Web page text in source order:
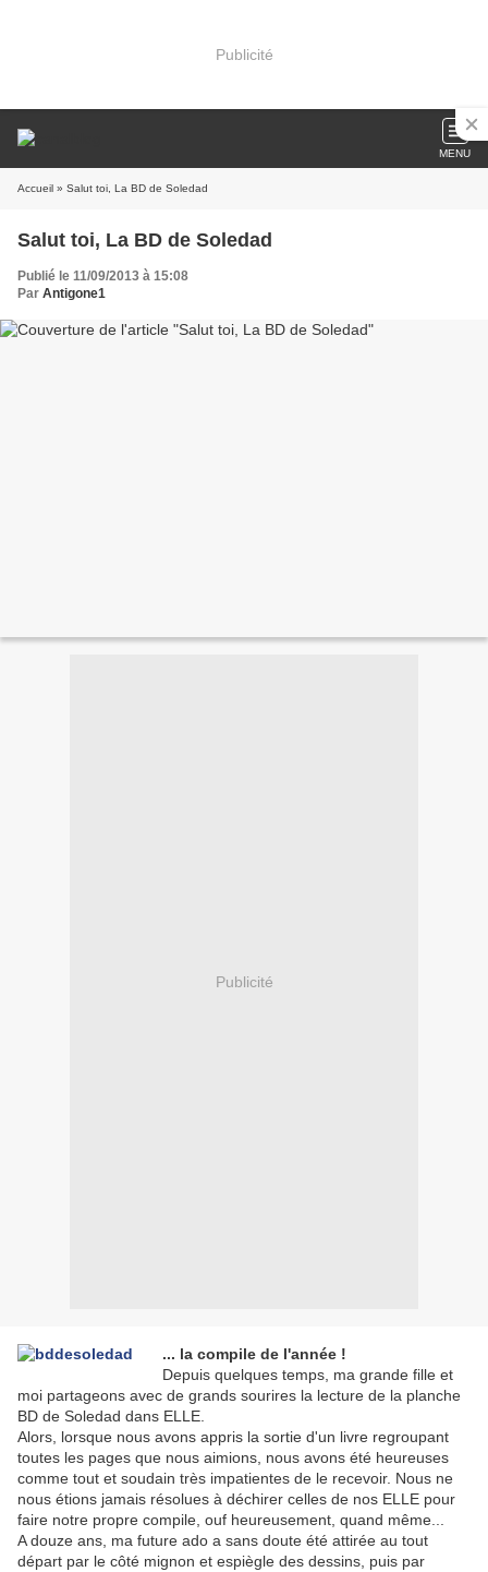
Publicité
MENU
Accueil » Salut toi, La BD de Soledad
Salut toi, La BD de Soledad
Publié le 11/09/2013 à 15:08
Par Antigone1
Publicité
... la compile de l'année !
Depuis quelques temps, ma grande fille et
moi partageons avec de grands sourires la lecture de la planche
BD de Soledad dans ELLE.
Alors, lorsque nous avons appris la sortie d'un livre regroupant
toutes les pages que nous aimions, nous avons été heureuses
comme tout et soudain très impatientes de le recevoir. Nous ne
nous étions jamais résolues à déchirer celles de nos ELLE pour
faire notre propre compile, ouf heureusement, quand même...
A douze ans, ma future ado a sans doute été attirée au tout
départ par le côté mignon et espiègle des dessins, puis par